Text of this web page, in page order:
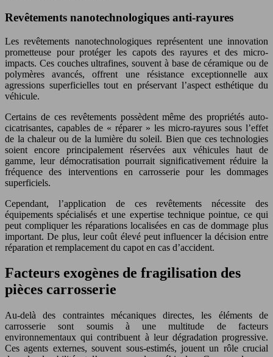
Revêtements nanotechnologiques anti-rayures
Les revêtements nanotechnologiques représentent une innovation
prometteuse pour protéger les capots des rayures et des micro-
impacts. Ces couches ultrafines, souvent à base de céramique ou de
polymères avancés, offrent une résistance exceptionnelle aux
agressions superficielles tout en préservant l’aspect esthétique du
véhicule.
Certains de ces revêtements possèdent même des propriétés auto-
cicatrisantes, capables de « réparer » les micro-rayures sous l’effet
de la chaleur ou de la lumière du soleil. Bien que ces technologies
soient encore principalement réservées aux véhicules haut de
gamme, leur démocratisation pourrait significativement réduire la
fréquence des interventions en carrosserie pour les dommages
superficiels.
Cependant, l’application de ces revêtements nécessite des
équipements spécialisés et une expertise technique pointue, ce qui
peut compliquer les réparations localisées en cas de dommage plus
important. De plus, leur coût élevé peut influencer la décision entre
réparation et remplacement du capot en cas d’accident.
Facteurs exogènes de fragilisation des
pièces carrosserie
Au-delà des contraintes mécaniques directes, les éléments de
carrosserie sont soumis à une multitude de facteurs
environnementaux qui contribuent à leur dégradation progressive.
Ces agents externes, souvent sous-estimés, jouent un rôle crucial